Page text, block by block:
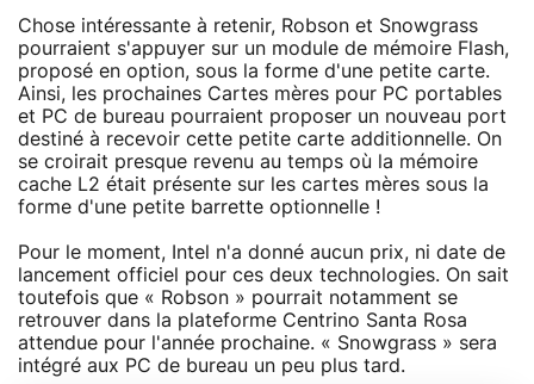
Chose intéressante à retenir, Robson et Snowgrass
pourraient s'appuyer sur un module de mémoire Flash,
proposé en option, sous la forme d'une petite carte.
Ainsi, les prochaines Cartes mères pour PC portables
et PC de bureau pourraient proposer un nouveau port
destiné à recevoir cette petite carte additionnelle. On
se croirait presque revenu au temps où la mémoire
cache L2 était présente sur les cartes mères sous la
forme d'une petite barrette optionnelle !
Pour le moment, Intel n'a donné aucun prix, ni date de
lancement officiel pour ces deux technologies. On sait
toutefois que « Robson » pourrait notamment se
retrouver dans la plateforme Centrino Santa Rosa
attendue pour l'année prochaine. « Snowgrass » sera
intégré aux PC de bureau un peu plus tard.